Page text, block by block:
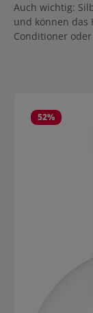
Auch wichtig:
und können das
Conditioner
52%